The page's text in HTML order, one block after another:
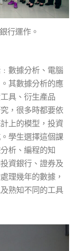
行運作。
數據分析、電腦
其數據分析的應
具、衍生產品
，很多時都要依
上的模型，投資
學生選擇這個課
析、編程的知
資銀行、證券及
理幾年的數據，
熟知不同的工具